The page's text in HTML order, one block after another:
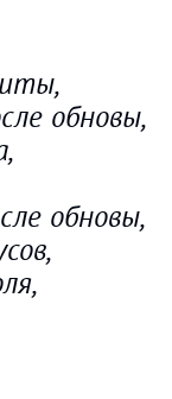
обновы,
обновы,